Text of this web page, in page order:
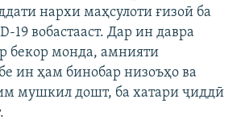
нархи маҳсулоти ғизоӣ ба
19 вобастааст. Дар ин давра
бекор монда, амнияти
ин ҳам бинобар низоъҳо ва
мушкил дошт, ба хатари ҷиддӣ